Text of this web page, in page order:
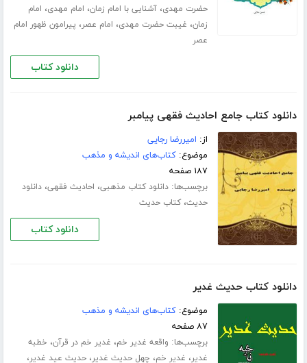
حضرت مهدی،آشنایی با امام زمان، امام مهدی، امام
زمان، غیبت حضرت مهدی، امام عصر، پیرامون ظهور امام
عصر
دانلود کتاب
دانلود کتاب جامع احادیث فقهی پیامبر
از: امیررضا رجایی
موضوع:کتاب‌های اندیشه و مذهب
۱۸۷ صفحه
برچسب‌ها:دانلود کتاب مذهبی، احادیث فقهی،دانلود
حدیث،کتاب حدیث
دانلود کتاب
دانلود کتاب حدیث غدیر
موضوع:کتاب‌های اندیشه و مذهب
۸۷ صفحه
برچسب‌ها: واقعه غدیر خم، غدیر خم در قرآن، خطبه
غدیر، غدیر خم، چهل حدیث غدیر،حدیث عید غدیر،